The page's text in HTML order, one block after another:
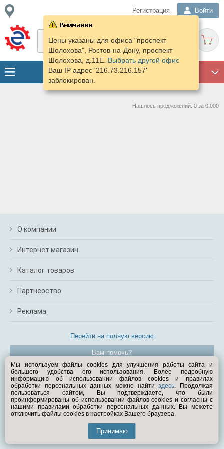
Регистрация Войти
Цены указаны для офиса "проспект
Шолохова", Ростов-на-Дону, проспект
Шолохова, д.11E. Выбрать другой офис
Ваш IP адрес '216.73.216.157'
заблокирован.
Нашлось предложений: 0 за 0.000
О компании
Интернет магазин
Каталог товаров
Партнерство
Реклама
Перейти на полную версию
Вам помочь?
© Exist.ru 1998—2026
Мы используем файлы cookies для улучшения работы сайта и
большего удобства его использования. Более подробную
информацию об использовании файлов cookies и правилах
обработки персональных данных можно найтиздесь. Продолжая
пользоваться сайтом, Вы подтверждаете, что были
проинформированы об использовании файлов cookies и согласны с
нашими правилами обработки персональных данных. Вы можете
отключить файлы cookies в настройках Вашего браузера.
Принимаю